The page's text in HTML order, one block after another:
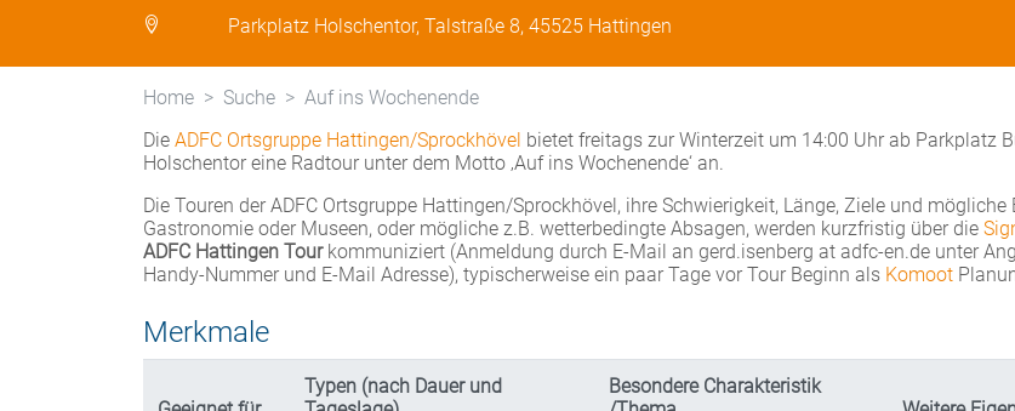
Parkplatz Holschentor, Talstraße 8, 45525 Hattingen
Home Suche
Auf ins Wochenende
Die ADFC Ortsgruppe Hattingen/Sprockhövel bietet freitags zur Winterzeit um 14:00 Uhr ab Parkplatz
Holschentor eine Radtour unter dem Motto ‚Auf ins Wochenende‘ an.
Die Touren der ADFC Ortsgruppe Hattingen/Sprockhövel, ihre Schwierigkeit, Länge, Ziele und mögliche
Gastronomie oder Museen, oder mögliche z.B. wetterbedingte Absagen, werden kurzfristig über die
ADFC Hattingen Tourkommuniziert (Anmeldung durch E-Mail an gerd.isenberg at adfc-en.de unter
Handy-Nummer und E-Mail Adresse), typischerweise ein paar Tage vor Tour Beginn als Komoot
Merkmale
Typen (nach Dauer und
Besondere Charakteristik